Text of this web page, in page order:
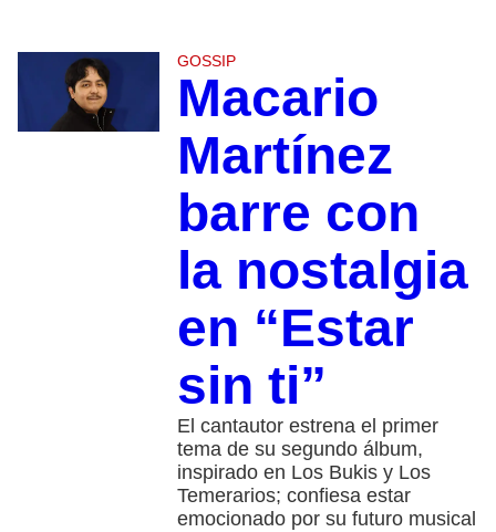
GOSSIP
Macario
Martínez
barre con
la nostalgia
en “Estar
sin ti”
El cantautor estrena el primer
tema de su segundo álbum,
inspirado en Los Bukis y Los
Temerarios; confiesa estar
emocionado por su futuro musical